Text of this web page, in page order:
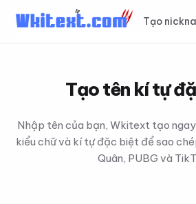
Tạo
Tạo tên kí tự
Nhập tên của bạn, Wkitext tạo
kiểu chữ và kí tự đặc biệt để sao
Quân, PUBG và